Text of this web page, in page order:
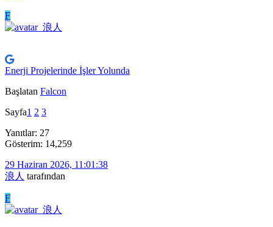
F
Enerji Projelerinde İşler Yolunda
Başlatan Falcon
Sayfa1 2 3
Yanıtlar: 27
Gösterim: 14,259
29 Haziran 2026, 11:01:38
浪人 tarafından
F